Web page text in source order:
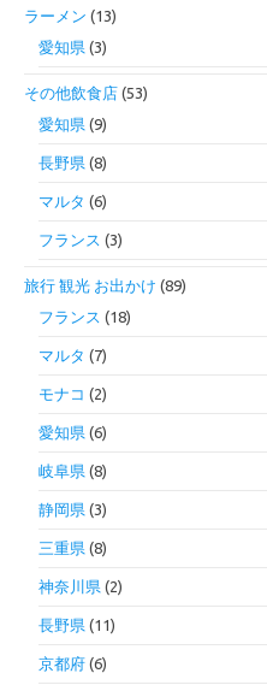
ラーメン (13)
愛知県 (3)
その他飲食店 (53)
愛知県 (9)
長野県 (8)
マルタ (6)
フランス (3)
旅行 観光 お出かけ (89)
フランス (18)
マルタ (7)
モナコ (2)
愛知県 (6)
岐阜県 (8)
静岡県 (3)
三重県 (8)
神奈川県 (2)
長野県 (11)
京都府 (6)